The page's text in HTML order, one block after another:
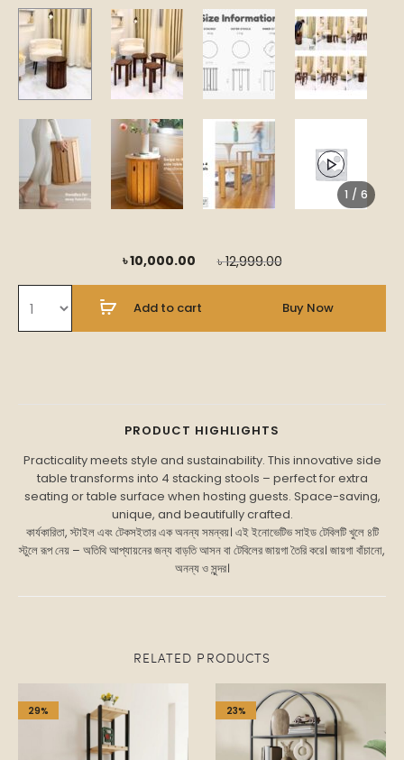
1 / 6
Practicality meets style and sustainability. This innovative side
table transforms into 4 stacking stools – perfect for extra
seating or table surface when hosting guests. Space-saving,
unique, and beautifully crafted.
কার্যকারিতা, স্টাইল এবং টেকসইতার এক অনন্য সমন্বয়। এই ইনোভেটিভ সাইড টেবিলটি খুলে ৪টি
স্টুলে রূপ নেয় – অতিথি আপ্যায়নের জন্য বাড়তি আসন বা টেবিলের জায়গা তৈরি করে। জায়গা বাঁচানো,
অনন্য ও সুন্দর।
৳12,999.00
Original
price
was:
৳ 12,999.00.
৳10,000.00
Current
price
is:
৳ 10,000.00.
Add to cart Buy Now
RELATED PRODUCTS
29% 23%